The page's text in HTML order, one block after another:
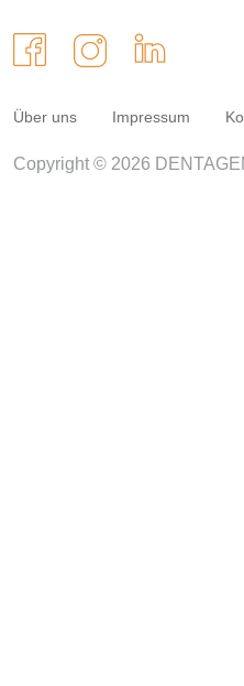
Über uns Impressum
Copyright © 2026